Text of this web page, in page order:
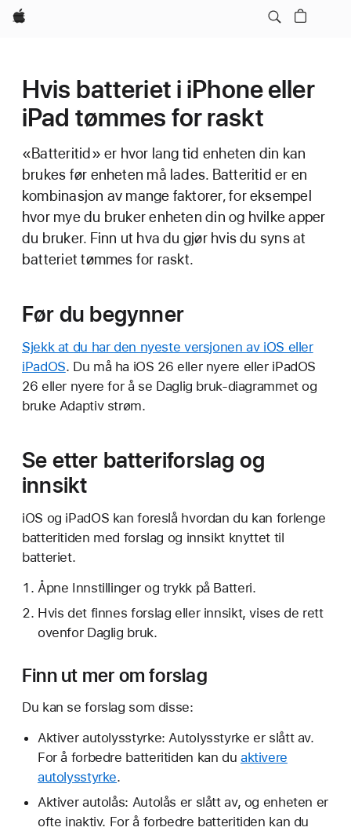
Apple
Hvis batteriet i iPhone eller
iPad tømmes for raskt
«Batteritid» er hvor lang tid enheten din kan
brukes før enheten må lades. Batteritid er en
kombinasjon av mange faktorer, for eksempel
hvor mye du bruker enheten din og hvilke apper
du bruker. Finn ut hva du gjør hvis du syns at
batteriet tømmes for raskt.
Før du begynner
Sjekk at du har den nyeste versjonen av iOS eller
iPadOS. Du må ha iOS 26 eller nyere eller iPadOS
26 eller nyere for å se Daglig bruk-diagrammet og
bruke Adaptiv strøm.
Se etter batteriforslag og
innsikt
iOS og iPadOS kan foreslå hvordan du kan forlenge
batteritiden med forslag og innsikt knyttet til
batteriet.
Åpne Innstillinger og trykk på Batteri.
Hvis det finnes forslag eller innsikt, vises de rett
ovenfor Daglig bruk.
Finn ut mer om forslag
Du kan se forslag som disse:
Aktiver autolysstyrke: Autolysstyrke er slått av.
For å forbedre batteritiden kan du aktivere
autolysstyrke.
Aktiver autolås: Autolås er slått av, og enheten er
ofte inaktiv. For å forbedre batteritiden kan du